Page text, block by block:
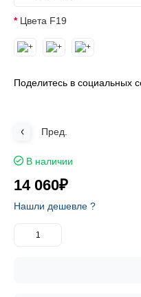
Цвета F19
Поделитесь в социальных
Пред.
В наличии
14 060₽
Нашли дешевле ?